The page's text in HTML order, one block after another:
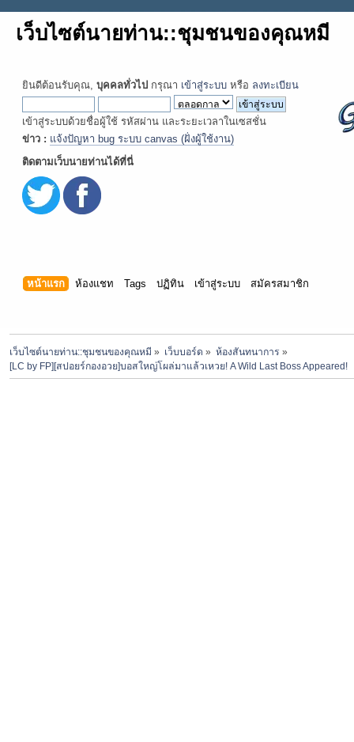
เว็บไซต์นายท่าน::ชุมชนของคุณหมี
ยินดีต้อนรับคุณ, บุคคลทั่วไป กรุณา เข้าสู่ระบบ หรือ ลงทะเบียน
เข้าสู่ระบบด้วยชื่อผู้ใช้ รหัสผ่าน และระยะเวลาในเซสชั่น
ข่าว : แจ้งปัญหา bug ระบบ canvas (ฝั่งผู้ใช้งาน)
ติดตามเว็บนายท่านได้ที่นี่
หน้าแรก ห้องแชท Tags ปฏิทิน เข้าสู่ระบบ สมัครสมาชิก
เว็บไซต์นายท่าน::ชุมชนของคุณหมี » เว็บบอร์ด » ห้องสันทนาการ »
[LC by FP][สปอยร์กองอวย]บอสใหญ่โผล่มาแล้วเหวย! A Wild Last Boss Appeared!